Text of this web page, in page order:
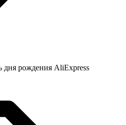
дня рождения AliExpress